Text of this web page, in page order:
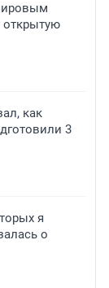
открытую
как
3
я
о